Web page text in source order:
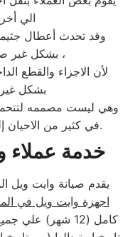
الي
وقد تحدث أعطال جثيمه
بشكل غير صحيح و بطريقة غير سلمية ،
لأن الاجزاء والقطع
بشكل
وهي ليست مصممه
في كثير من الاحيان إلي حدوث مشكلة بالقطع الداخلية.
خدمة عملاء
يقدم صيانة وايت ويل
اجهزة وايت ويل في
كامل (12 شهر)